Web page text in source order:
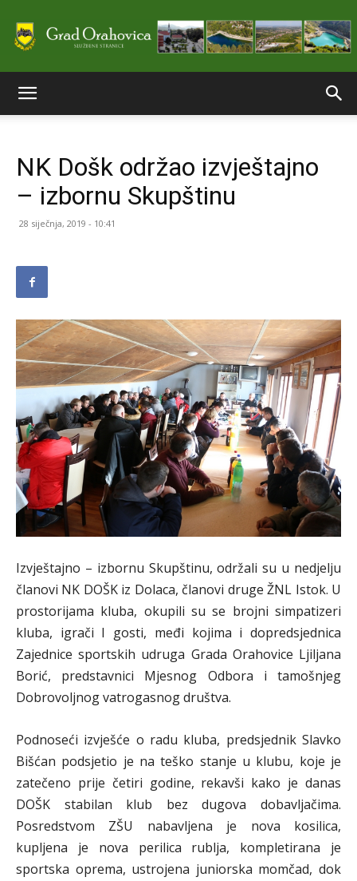
stranice
NK Došk održao izvještajno
– izbornu Skupštinu
28 siječnja, 2019 - 10:41
Izvještajno – izbornu Skupštinu, održali su u nedjelju
članovi NK DOŠK iz Dolaca, članovi druge ŽNL Istok. U
prostorijama kluba, okupili su se brojni simpatizeri
kluba, igrači I gosti, međi kojima i dopredsjednica
Zajednice sportskih udruga Grada Orahovice Ljiljana
Borić, predstavnici Mjesnog Odbora i tamošnjeg
Dobrovoljnog vatrogasnog društva.
Podnoseći izvješće o radu kluba, predsjednik Slavko
Bišćan podsjetio je na teško stanje u klubu, koje je
zatečeno prije četiri godine, rekavši kako je danas
DOŠK stabilan klub bez dugova dobavljačima.
Posredstvom ZŠU nabavljena je nova kosilica,
kupljena je nova perilica rublja, kompletirana je
sportska oprema, ustrojena juniorska momčad, dok